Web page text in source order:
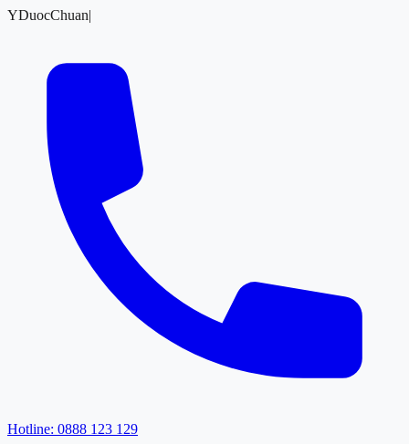
YDuocChuan|
Hotline: 0888 123 129